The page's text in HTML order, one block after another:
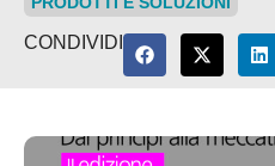
CONDIVIDI